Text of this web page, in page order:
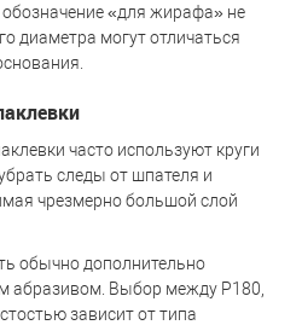
«для жирафа» не
диаметра могут отличаться
часто используют круги
следы от шпателя и
чрезмерно большой слой
обычно дополнительно
абразивом. Выбор между P180,
зависит от типа